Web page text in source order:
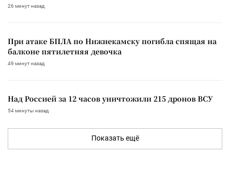
26 минут назад
При атаке БПЛА по Нижнекамску погибла спящая на
балконе пятилетняя девочка
49 минут назад
Над Россией за 12 часов уничтожили 215 дронов ВСУ
54 минуты назад
Показать ещё